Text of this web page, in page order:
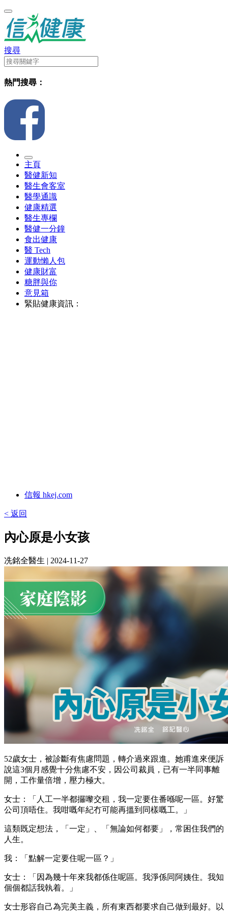
搜尋
熱門搜尋：
主頁
醫健新知
醫生會客室
醫學通識
健康精選
醫生專欄
醫健一分鐘
食出健康
醫 Tech
運動懶人包
健康財富
糖胖與你
意見箱
緊貼健康資訊：
信報 hkej.com
< 返回
內心原是小女孩
冼銘全醫生 | 2024-11-27
52歲女士，被診斷有焦慮問題，轉介過來跟進。她甫進來便訴
說這3個月感覺十分焦慮不安，因公司裁員，已有一半同事離
開，工作量倍增，壓力極大。
女士：「人工一半都攞嚟交租，我一定要住番喺呢一區。好驚
公司頂唔住。我咁嘅年紀冇可能再搵到同樣嘅工。」
這類既定想法，「一定」、「無論如何都要」，常困住我們的
人生。
我：「點解一定要住呢一區？」
女士：「因為幾十年來我都係住呢區。我淨係同阿姨住。我知
個個都話我執着。」
女士形容自己為完美主義，所有東西都要求自己做到最好。以